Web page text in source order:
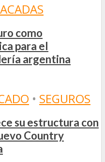
como
para el
argentina
• SEGUROS
su estructura con
Country